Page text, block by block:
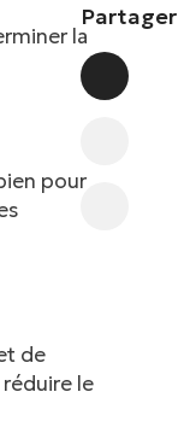
Partager
la
pour
de
le